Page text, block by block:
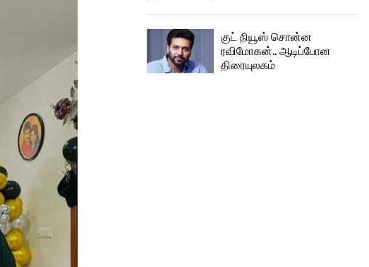
குட் நியூஸ் சொன்ன
ரவிமோகன்.. ஆடிப்போன
திரையுலகம்